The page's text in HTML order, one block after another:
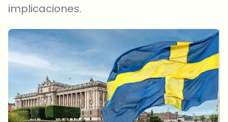
implicaciones.